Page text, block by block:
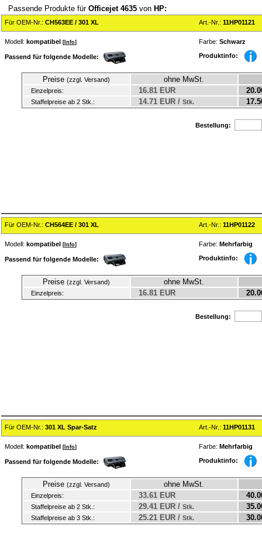
Passende Produkte für Officejet 4635 von HP:
Für OEM-Nr.: CH563EE / 301 XL Art.-Nr.: 11HP01121
Modell: kompatibel [ Info] Farbe: Schwarz
Passend für folgende Modelle: Produktinfo:
Preise (zzgl. Versand) ohne MwSt.
Einzelpreis: 16.81 EUR
Staffelpreise ab 2 Stk.: 14.71 EUR / Stk.
Bestellung:
Für OEM-Nr.: CH564EE / 301 XL Art.-Nr.: 11HP01122
Modell: kompatibel [ Info] Farbe: Mehrfarbig
Passend für folgende Modelle: Produktinfo:
Preise (zzgl. Versand) ohne MwSt.
Einzelpreis: 16.81 EUR
Bestellung:
Für OEM-Nr.: 301 XL Spar-Satz Art.-Nr.: 11HP01131
Modell: kompatibel [ Info] Farbe: Mehrfarbig
Passend für folgende Modelle: Produktinfo:
Preise (zzgl. Versand) ohne MwSt.
Einzelpreis: 33.61 EUR
Staffelpreise ab 2 Stk.: 29.41 EUR / Stk.
Staffelpreise ab 3 Stk.: 25.21 EUR / Stk.